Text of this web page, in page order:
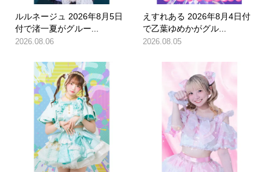
ルルネージュ 2026年8月5日
付で渚一夏がグルー...
2026.08.06
えすれある 2026年8月4日付
で乙葉ゆめかがグル...
2026.08.05